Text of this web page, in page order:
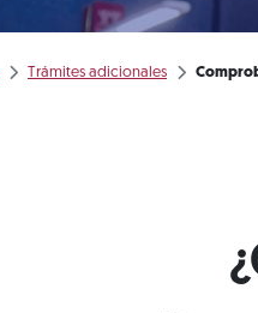
Trámites adicionales